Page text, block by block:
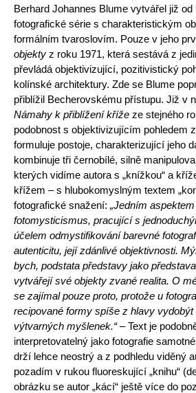
Berhard Johannes Blume vytvářel již od
fotografické série s charakteristickým
formálním tvaroslovím. Pouze v jeho
objekty z roku 1971, která sestává z
převládá objektivizující, pozitivistický
kolínské architektury. Zde se Blume
přiblížil Becherovskému přístupu. Již v
Námahy k přiblížení kříže ze stejného
podobnost s objektivizujícím po­hledem
formuluje postoje, charakterizující jeho
kombinuje tři černobílé, silně
kterých vidíme autora s „knížkou“ a
křížem – s hlubokomyslným textem
fotografické snažení: „Jedním
fotomysticismus, pracující s
účelem odmystifikování barevné
autenticitu, jejízdánlivé objektivnosti.
bych, podstata představy jako
vytvářejí své objekty zvané realita. O
se zajímal pouze proto, protože u
recipované formy spíše z hlavy vydobýt
výtvarných myšlenek.“ –Text je
interpretovatelný jako fotografie
drží lehce neostrý a z podhledu viděný
pozadím v rukou fluoreskující „knihu“
obrázku se autor „kácí“ ještě více do